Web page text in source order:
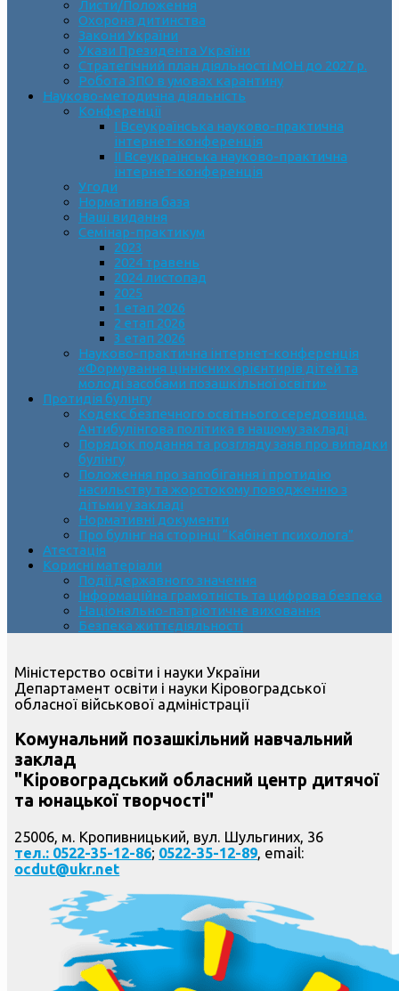
Листи/Положення
Охорона дитинства
Закони України
Укази Президента України
Стратегічний план діяльності МОН до 2027 р.
Робота ЗПО в умовах карантину
Науково-методична діяльність
Конференції
І Всеукраїнська науково-практична
інтернет-конференція
ІІ Всеукраїнська науково-практична
інтернет-конференція
Угоди
Нормативна база
Наші видання
Семінар-практикум
2023
2024 травень
2024 листопад
2025
1 етап 2026
2 етап 2026
3 етап 2026
Науково-практична інтернет-конференція
«Формування ціннісних орієнтирів дітей та
молоді засобами позашкільної освіти»
Протидія булінгу
Кодекс безпечного освітнього середовища.
Антибулінгова політика в нашому закладі
Порядок подання та розгляду заяв про випадки
булінгу
Положення про запобігання і протидію
насильству та жорстокому поводженню з
дітьми у закладі
Нормативні документи
Про булінг на сторінці “Кабінет психолога”
Атестація
Корисні матеріали
Події державного значення
Інформаційна грамотність та цифрова безпека
Національно-патріотичне виховання
Безпека життєдіяльності
Міністерство освіти і науки України
Департамент освіти і науки Кіровоградської
обласної військової адміністрації
Комунальний позашкільний навчальний
заклад
"Кіровоградський обласний центр дитячої
та юнацької творчості"
25006, м. Кропивницький, вул. Шульгиних, 36
тел.: 0522-35-12-86; 0522-35-12-89, email:
ocdut@ukr.net